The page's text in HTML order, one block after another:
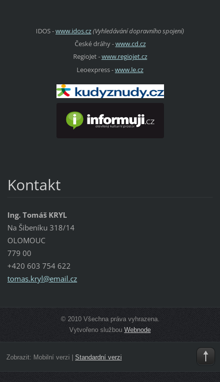
IDOS -www.idos.cz(Vyhledávání dopravního spojení)
České dráhy -www.cd.cz
RegioJet -www.regiojet.cz
Leoexpress -www.le.cz
Kontakt
Ing. Tomáš KRYL
Na Šibeníku 318/14
OLOMOUC
779 00
+420 603 754 622
tomas.kryl@email.cz
© 2010 Všechna práva vyhrazena.
Vytvořeno službouWebnode
Zobrazit: Mobilní verzi | Standardní verzi